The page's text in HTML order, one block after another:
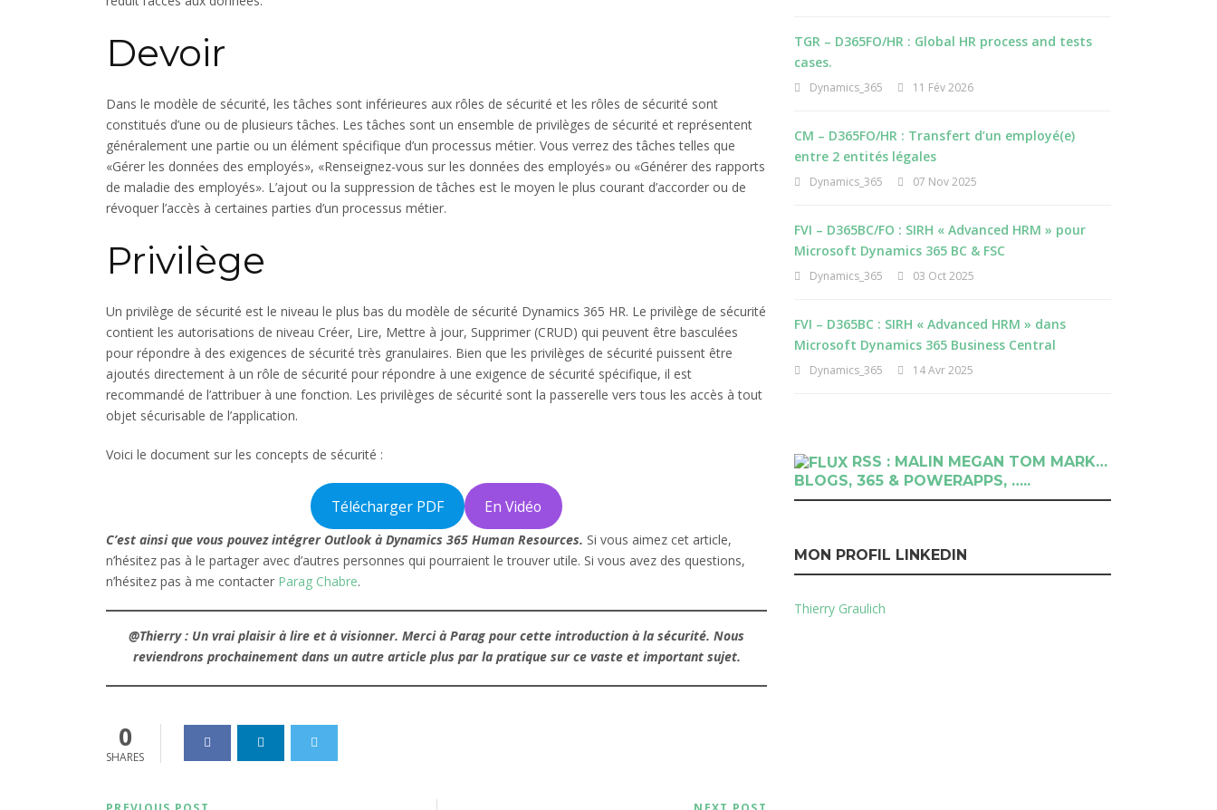
Devoir
Dans le modèle de sécurité, les tâches sont inférieures aux rôles de sécurité et les rôles de sécurité sont
constitués d’une ou de plusieurs tâches. Les tâches sont un ensemble de privilèges de sécurité et représentent
généralement une partie ou un élément spécifique d’un processus métier. Vous verrez des tâches telles que
«Gérer les données des employés», «Renseignez-vous sur les données des employés» ou «Générer des rapports
de maladie des employés». L’ajout ou la suppression de tâches est le moyen le plus courant d’accorder ou de
révoquer l’accès à certaines parties d’un processus métier.
Privilège
Un privilège de sécurité est le niveau le plus bas du modèle de sécurité Dynamics 365 HR. Le privilège de sécurité
contient les autorisations de niveau Créer, Lire, Mettre à jour, Supprimer (CRUD) qui peuvent être basculées
pour répondre à des exigences de sécurité très granulaires. Bien que les privilèges de sécurité puissent être
ajoutés directement à un rôle de sécurité pour répondre à une exigence de sécurité spécifique, il est
recommandé de l’attribuer à une fonction. Les privilèges de sécurité sont la passerelle vers tous les accès à tout
objet sécurisable de l’application.
Voici le document sur les concepts de sécurité :
Télécharger PDF En Vidéo
C’est ainsi que vous pouvez intégrer Outlook à Dynamics 365 Human Resources. Si vous aimez cet article,
n’hésitez pas à le partager avec d’autres personnes qui pourraient le trouver utile. Si vous avez des questions,
n’hésitez pas à me contacter Parag Chabre.
@Thierry : Un vrai plaisir à lire et à visionner. Merci à Parag pour cette introduction à la sécurité. Nous
reviendrons prochainement dans un autre article plus par la pratique sur ce vaste et important sujet.
0
SHARES
TGR – D365FO/HR : Global HR process and tests
cases.
Dynamics_365 11 Fév 2026
CM – D365FO/HR : Transfert d’un employé(e)
entre 2 entités légales
Dynamics_365 07 Nov 2025
FVI – D365BC/FO : SIRH « Advanced HRM » pour
Microsoft Dynamics 365 BC & FSC
Dynamics_365 03 Oct 2025
FVI – D365BC : SIRH « Advanced HRM » dans
Microsoft Dynamics 365 Business Central
Dynamics_365 14 Avr 2025
RSS : MALIN MEGAN TOM MARK…
BLOGS, 365 & POWERAPPS, …..
MON PROFIL LINKEDIN
Thierry Graulich